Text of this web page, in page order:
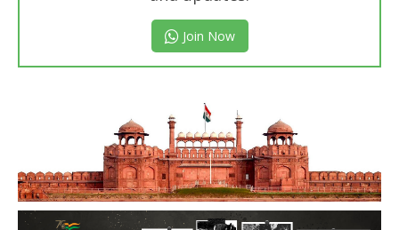
Join Now